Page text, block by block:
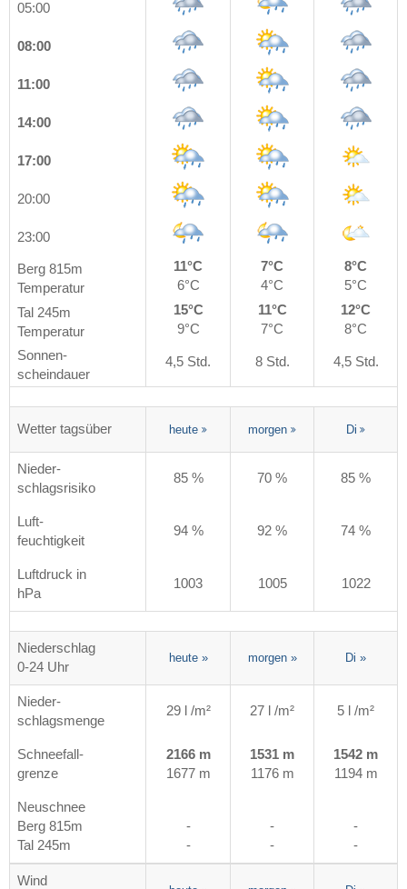
05:00
08:00
11:00
14:00
17:00
20:00
23:00
Berg 815m
Temperatur
11°C
6°C
7°C
4°C
8°C
5°C
Tal 245m
Temperatur
15°C
9°C
11°C
7°C
12°C
8°C
Sonnen-
scheindauer
4,5 Std. 8 Std. 4,5 Std.
Wetter tagsüber heute morgen Di
Nieder-
schlagsrisiko
85 % 70 % 85 %
Luft-
feuchtigkeit
94 % 92 % 74 %
Luftdruck in
hPa
1003 1005 1022
Niederschlag
0-24 Uhr
heute » morgen » Di »
Nieder-
schlagsmenge
29 l /m² 27 l /m² 5 l /m²
Schneefall-
grenze
2166 m
1677 m
1531 m
1176 m
1542 m
1194 m
Neuschnee
Berg 815m
Tal 245m
-
-
-
-
-
-
Wind